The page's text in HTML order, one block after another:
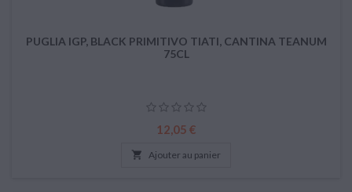
PUGLIA IGP, BLACK PRIMITIVO TIATI, CANTINA TEANUM
75CL
Prix
12,05 €
 Ajouter au panier